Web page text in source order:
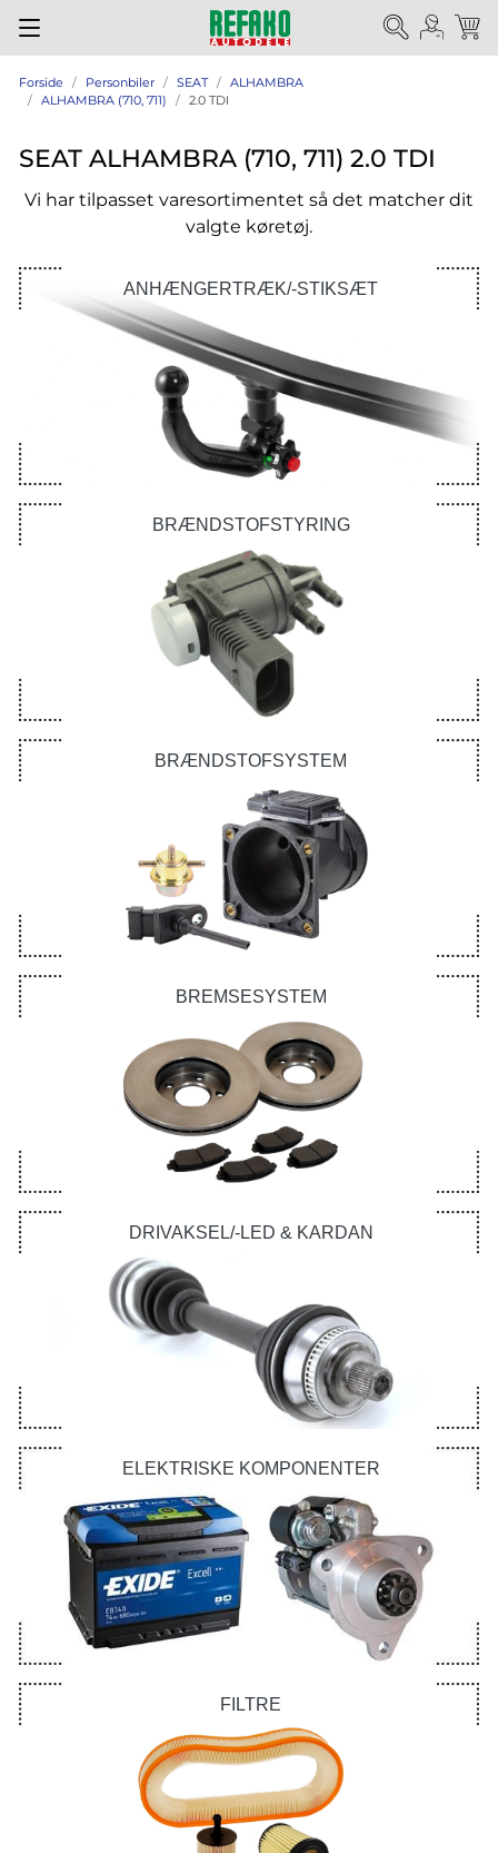
Forside Personbiler SEAT
ALHAMBRA
ALHAMBRA (710, 711)
2.0 TDI
SEAT ALHAMBRA (710, 711) 2.0 TDI
Vi har tilpasset varesortimentet så det matcher dit
valgte køretøj.
ANHÆNGERTRÆK/-STIKSÆT
BRÆNDSTOFSTYRING
BRÆNDSTOFSYSTEM
BREMSESYSTEM
DRIVAKSEL/-LED & KARDAN
ELEKTRISKE KOMPONENTER
FILTRE